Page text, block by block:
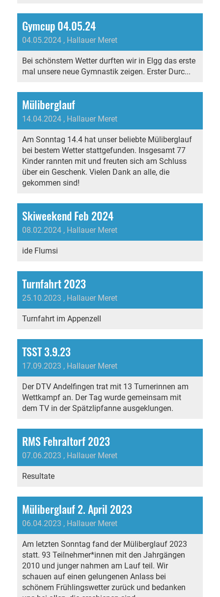
Gymcup 04.05.24
04.05.2024 , Hallauer Meret
Bei schönstem Wetter durften wir in Elgg das erste
mal unsere neue Gymnastik zeigen. Erster Durc...
Müliberglauf
14.04.2024 , Hallauer Meret
Am Sonntag 14.4 hat unser beliebte Müliberglauf
bei bestem Wetter stattgefunden. Insgesamt 77
Kinder rannten mit und freuten sich am Schluss
über ein Geschenk. Vielen Dank an alle, die
gekommen sind!
Skiweekend Feb 2024
08.02.2024 , Hallauer Meret
ide Flumsi
Turnfahrt 2023
25.10.2023 , Hallauer Meret
Turnfahrt im Appenzell
TSST 3.9.23
17.09.2023 , Hallauer Meret
Der DTV Andelfingen trat mit 13 Turnerinnen am
Wettkampf an. Der Tag wurde gemeinsam mit
dem TV in der Spätzlipfanne ausgeklungen.
RMS Fehraltorf 2023
07.06.2023 , Hallauer Meret
Resultate
Müliberglauf 2. April 2023
06.04.2023 , Hallauer Meret
Am letzten Sonntag fand der Müliberglauf 2023
statt. 93 Teilnehmer*innen mit den Jahrgängen
2010 und junger nahmen am Lauf teil. Wir
schauen auf einen gelungenen Anlass bei
schönem Frühlingswetter zurück und bedanken